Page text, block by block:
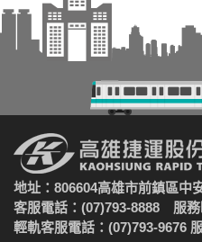
地址：806604高雄市前鎮區中
客服電話：(07)793-8888 服
輕軌客服電話：(07)793-9676